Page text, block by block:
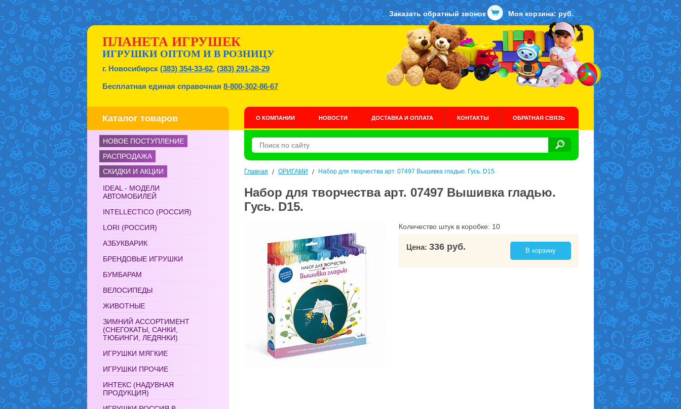
Заказать обратный звонок Моя корзина: руб.
ПЛАНЕТА ИГРУШЕК
ИГРУШКИ ОПТОМ И В РОЗНИЦУ
г. Новосибирск (383) 354-33-62, (383) 291-28-29
Бесплатная единая справочная 8-800-302-86-67
Каталог товаров О КОМПАНИИ НОВОСТИ ДОСТАВКА И ОПЛАТА КОНТАКТЫ ОБРАТНАЯ СВЯЗЬ
НОВОЕ ПОСТУПЛЕНИЕ
РАСПРОДАЖА
СКИДКИ И АКЦИИ
IDEAL - МОДЕЛИ
АВТОМОБИЛЕЙ
INTELLECTICO (РОССИЯ)
LORI (РОССИЯ)
АЗБУКВАРИК
БРЕНДОВЫЕ ИГРУШКИ
БУМБАРАМ
ВЕЛОСИПЕДЫ
ЖИВОТНЫЕ
ЗИМНИЙ АССОРТИМЕНТ
(СНЕГОКАТЫ, САНКИ,
ТЮБИНГИ, ЛЕДЯНКИ)
ИГРУШКИ МЯГКИЕ
ИГРУШКИ ПРОЧИЕ
ИНТЕКС (НАДУВНАЯ
ПРОДУКЦИЯ)
Главная / ОРИГАМИ / Набор для творчества арт. 07497 Вышивка гладью. Гусь. D15.
Набор для творчества арт. 07497 Вышивка гладью.
Гусь. D15.
Количество штук в коробке: 10
Цена: 336 руб. В корзину